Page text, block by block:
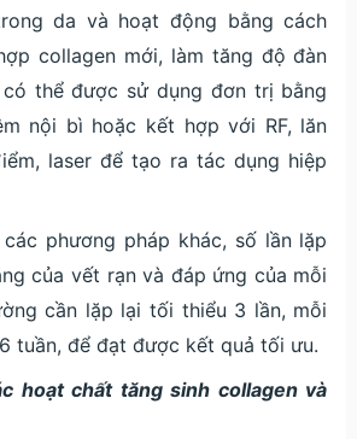
da và hoạt động bằng cách
collagen mới, làm tăng độ đàn
có thể được sử dụng đơn trị bằng
nội bì hoặc kết hợp với RF, lăn
laser để tạo ra tác dụng hiệp
phương pháp khác, số lần lặp
của vết rạn và đáp ứng của mỗi
cần lặp lại tối thiểu 3 lần, mỗi
tuần, để đạt được kết quả tối ưu.
hoạt chất tăng sinh collagen và